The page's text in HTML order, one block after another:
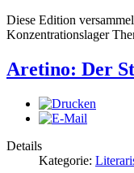
Diese Edition
Konzentrationslager
Aretino: Der
Details
Kategorie: